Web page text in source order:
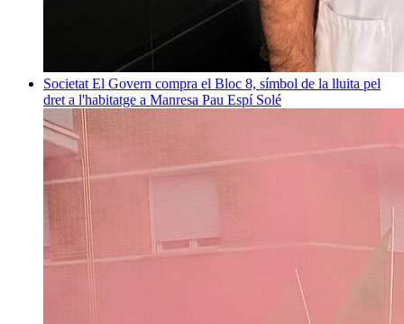
Societat El Govern compra el Bloc 8, símbol de la lluita pel
dret a l'habitatge a Manresa Pau Espí Solé